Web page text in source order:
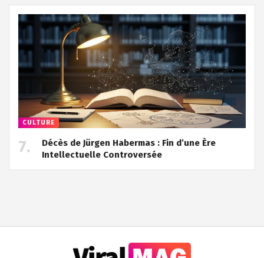
CULTURE
Décès de Jürgen Habermas : Fin d’une Ère
Intellectuelle Controversée